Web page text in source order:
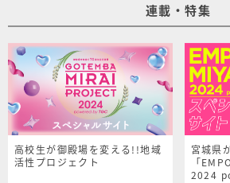
連載・特集
高校生が御殿場を変える!!地域
活性プロジェクト
宮城県
「
2024